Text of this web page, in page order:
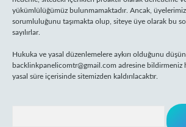
yükümlülüğümüz bulunmamaktadır. Ancak, üyelerimiz
sorumluluğunu taşımakta olup, siteye üye olarak bu
sayılırlar.
Hukuka ve yasal düzenlemelere aykırı olduğunu
backlinkpanelicomtr@gmail.com adresine bildirmeniz
yasal süre içerisinde sitemizden kaldırılacaktır.